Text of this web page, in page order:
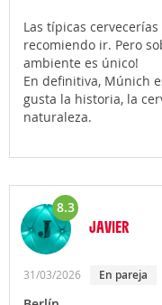
Las típicas
recomiendo ir. Pero
ambiente es único!
En definitiva, Múnich
gusta la historia, la
naturaleza.
8.3
JAVIER
31/03/2026 En pareja